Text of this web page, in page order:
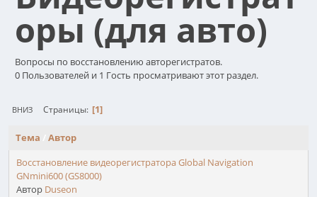
оры (для авто)
Вопросы по восстановлению авторегистратов.
0 Пользователей и 1 Гость просматривают этот раздел.
ВНИЗ Страницы 1
Тема
Автор
Восстановление видеорегистратора Global Navigation
GNmini600 (GS8000)
Автор Duseon